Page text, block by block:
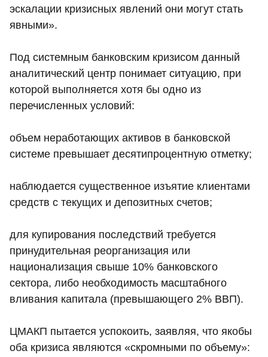
эскалации кризисных явлений они могут стать
явными».
Под системным банковским кризисом данный
аналитический центр понимает ситуацию, при
которой выполняется хотя бы одно из
перечисленных условий:
объем неработающих активов в банковской
системе превышает десятипроцентную отметку;
наблюдается существенное изъятие клиентами
средств с текущих и депозитных счетов;
для купирования последствий требуется
принудительная реорганизация или
национализация свыше 10% банковского
сектора, либо необходимость масштабного
вливания капитала (превышающего 2% ВВП).
ЦМАКП пытается успокоить, заявляя, что якобы
оба кризиса являются «скромными по объему»: